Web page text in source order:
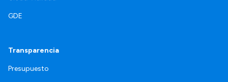
GDE
Transparencia
Presupuesto